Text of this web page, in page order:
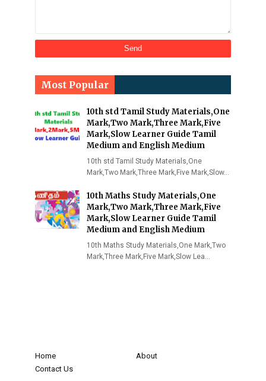
Most Popular
10th std Tamil Study Materials,One
Mark,Two Mark,Three Mark,Five
Mark,Slow Learner Guide Tamil
Medium and English Medium
10th std Tamil Study Materials,One
Mark,Two Mark,Three Mark,Five Mark,Slow…
10th Maths Study Materials,One
Mark,Two Mark,Three Mark,Five
Mark,Slow Learner Guide Tamil
Medium and English Medium
10th Maths Study Materials,One Mark,Two
Mark,Three Mark,Five Mark,Slow Lea…
Home
About
Contact Us